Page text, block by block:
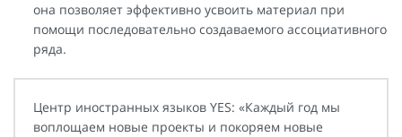
она позволяет эффективно усвоить материал при
помощи последовательно создаваемого ассоциативного
ряда.
Центр иностранных языков YES: «Каждый год мы
воплощаем новые проекты и покоряем новые